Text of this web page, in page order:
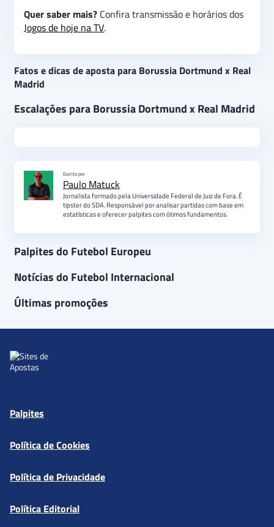
Quer saber mais? Confira transmissão e horários dos
Jogos de hoje na TV.
Fatos e dicas de aposta para Borussia Dortmund x Real
Madrid
Escalações para Borussia Dortmund x Real Madrid
Escrito por
Paulo Matuck
Jornalista formado pela Universidade Federal de Juiz de Fora. É
tipster do SDA. Responsável por analisar partidas com base em
estatísticas e oferecer palpites com ótimos fundamentos.
Palpites do Futebol Europeu
Notícias do Futebol Internacional
Últimas promoções
Palpites
Política de Cookies
Política de Privacidade
Política Editorial